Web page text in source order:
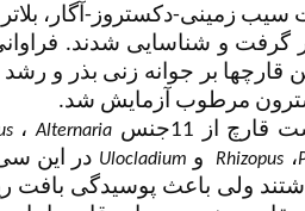
زمینی-دکستروز-آگار،
گرفت و شناسایی شدند.
قارچها بر جوانه ­زنی بذر و
مرطوب آزمایش شد.
از 11جنس Alternaria،
، Rhizopusو Ulocladium در این
ولی باعث پوسیدگی بافت